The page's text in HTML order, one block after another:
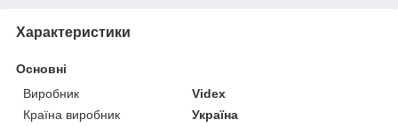
Характеристики
Основні
Виробник
Videx
Країна виробник
Україна